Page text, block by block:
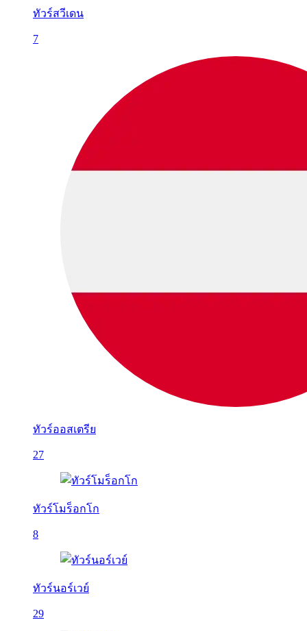
ทัวร์สวีเดน
7
ทัวร์ออสเตรีย
27
ทัวร์โมร็อกโก
8
ทัวร์นอร์เวย์
29